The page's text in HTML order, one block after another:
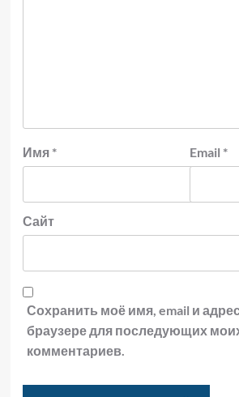
Имя * Email *
Сайт
Сохранить моё имя, email и
браузере для последующих
комментариев.